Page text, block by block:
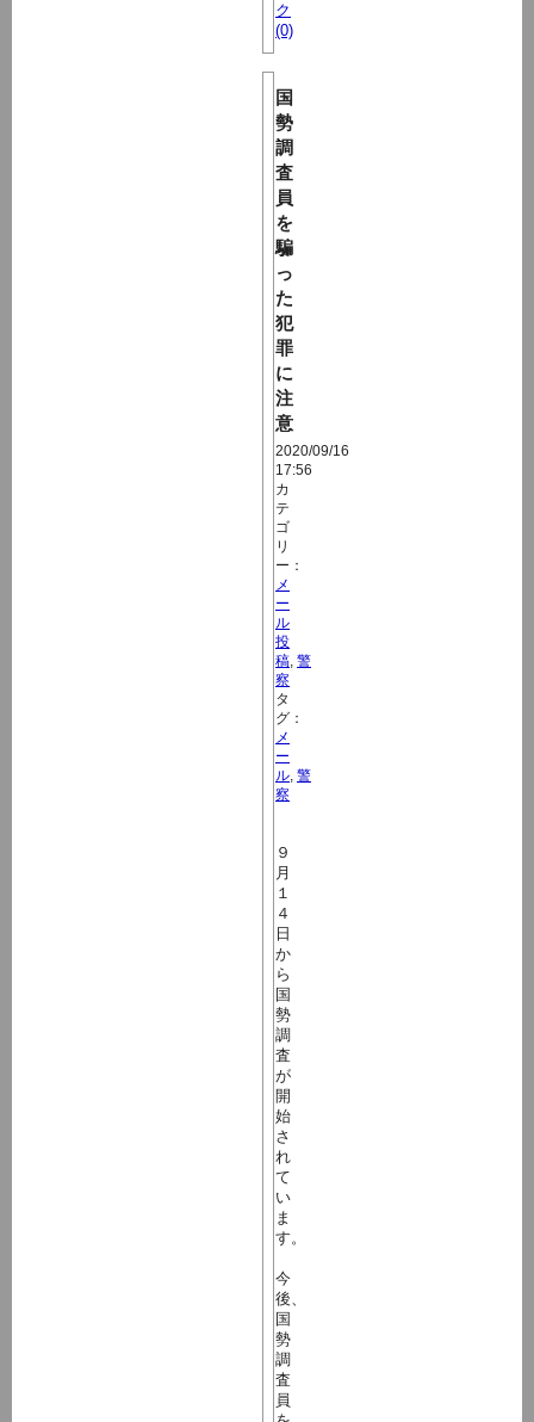
ク
(0)
国
勢
調
査
員
を
騙
っ
た
犯
罪
に
注
意
2020/09/16
17:56
カ
テ
ゴ
リ
ー：
メ
ー
ル
投
稿 警
察
タ
グ：
メ
ー
ル 警
察
９
月
１
４
日
か
ら
国
勢
調
査
が
開
始
さ
れ
て
い
ま
す。
今
後、
国
勢
調
査
員